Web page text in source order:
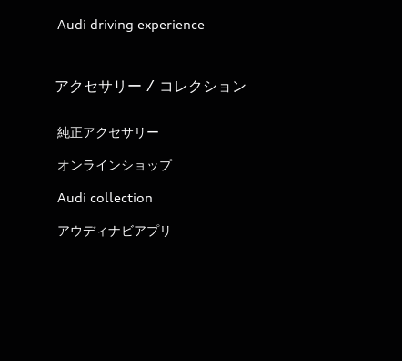
Audi driving experience
アクセサリー / コレクション
純正アクセサリー
オンラインショップ
Audi collection
アウディナビアプリ